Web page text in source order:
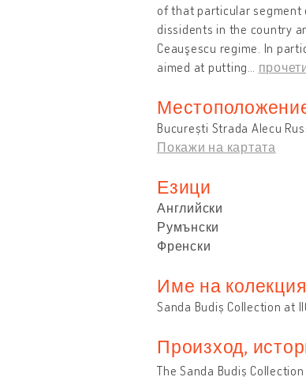
of that particular segment
dissidents in the country
Ceauşescu regime. In
aimed at putting
București Strada Alecu
Покажи на картата
Езици
Английски
Румънски
Френски
Име на
Sanda Budiș Collection at
Произход,
The Sanda Budiș